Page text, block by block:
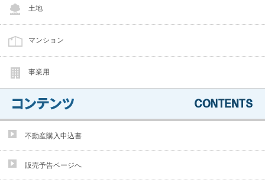
土地
マンション
事業用
不動産購入申込書
販売予告ページへ